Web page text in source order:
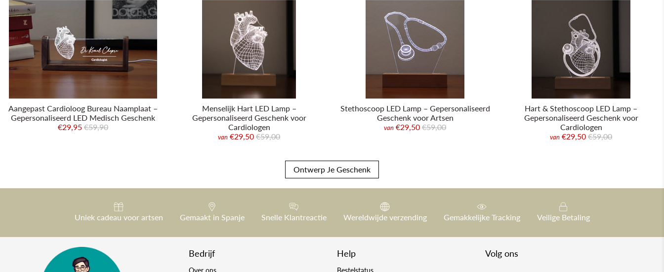
Aangepast Cardioloog Bureau Naamplaat –
Gepersonaliseerd LED Medisch Geschenk
€29,95 €59,90
Menselijk Hart LED Lamp –
Gepersonaliseerd Geschenk voor
Cardiologen
van €29,50 €59,00
Stethoscoop LED Lamp – Gepersonaliseerd
Geschenk voor Artsen
van €29,50 €59,00
Hart & Stethoscoop LED Lamp –
Gepersonaliseerd Geschenk voor
Cardiologen
van €29,50 €59,00
Ontwerp Je Geschenk
Uniek cadeau voor artsen Gemaakt in Spanje Snelle Klantreactie Wereldwijde verzending Gemakkelijke Tracking Veilige Betaling
Bedrijf
Over ons
Help
Bestelstatus
Volg ons